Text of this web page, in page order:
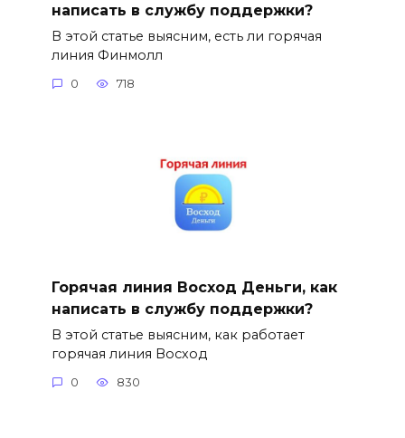
написать в службу поддержки?
В этой статье выясним, есть ли горячая
линия Финмолл
0 718
Горячая линия Восход Деньги, как
написать в службу поддержки?
В этой статье выясним, как работает
горячая линия Восход
0 830